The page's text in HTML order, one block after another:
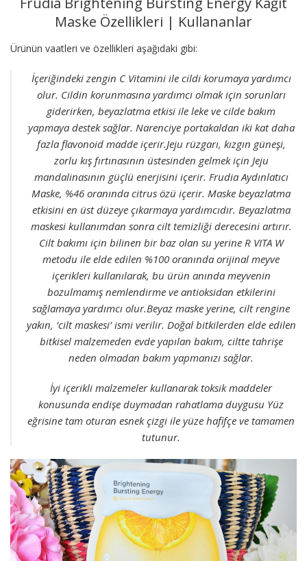
Maske Özellikleri | Kullananlar
Ürünün vaatleri ve özellikleri aşağıdaki gibi:
İçeriğindeki zengin C Vitamini ile cildi korumaya yardımcı
olur. Cildin korunmasına yardımcı olmak için sorunları
giderirken, beyazlatma etkisi ile leke ve cilde bakım
yapmaya destek sağlar. Narenciye portakaldan iki kat daha
fazla flavonoid madde içerir.Jeju rüzgarı, kızgın güneşi,
zorlu kış fırtınasının üstesinden gelmek için Jeju
mandalinasının güçlü enerjisini içerir. Frudia Aydınlatıcı
Maske, %46 oranında citrus özü içerir. Maske beyazlatma
etkisini en üst düzeye çıkarmaya yardımcıdır. Beyazlatma
maskesi kullanımdan sonra cilt temizliği derecesini artırır.
Cilt bakımı için bilinen bir baz olan su yerine R VITA W
metodu ile elde edilen %100 oranında orijinal meyve
içerikleri kullanılarak, bu ürün anında meyvenin
bozulmamış nemlendirme ve antioksidan etkilerini
sağlamaya yardımcı olur.Beyaz maske yerine, cilt rengine
yakın, ‘cilt maskesi’ ismi verilir. Doğal bitkilerden elde edilen
bitkisel malzemeden evde yapılan bakım, ciltte tahrişe
neden olmadan bakım yapmanızı sağlar.
İyi içerikli malzemeler kullanarak toksik maddeler
konusunda endişe duymadan rahatlama duygusu Yüz
eğrisine tam oturan esnek çizgi ile yüze hafifçe ve tamamen
tutunur.